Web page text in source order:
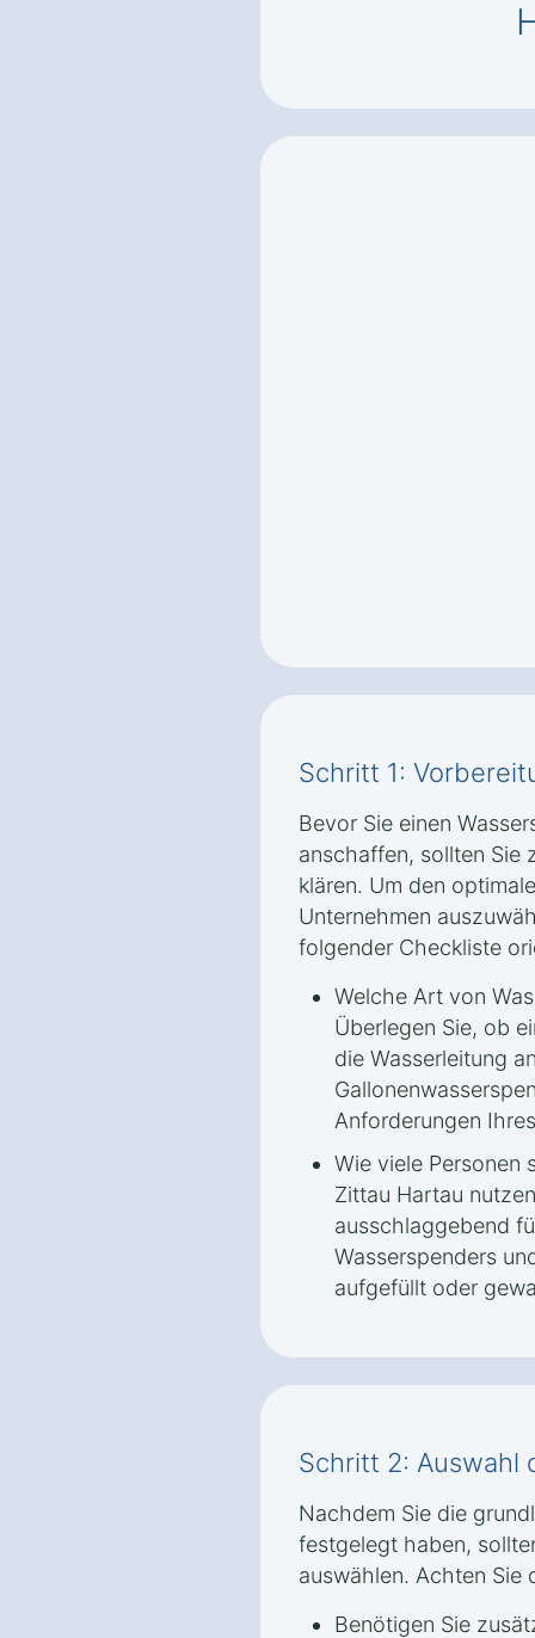
Schritt 1:
Bevor Sie einen
anschaffen, sollten Sie
klären. Um den
Unternehmen
folgender Checkliste
Welche Art von
Überlegen Sie, ob
die Wasserleitung
Anforderungen
Wie viele Personen
Zittau Hartau
ausschlaggebend
Wasserspenders
aufgefüllt oder
Schritt 2: Auswahl
Nachdem Sie die
festgelegt haben,
auswählen. Achten Sie
Benötigen Sie